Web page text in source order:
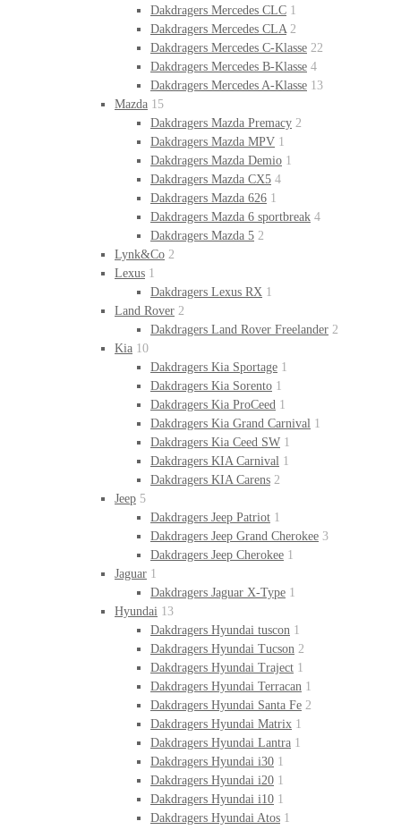
Dakdragers Mercedes CLC 1
Dakdragers Mercedes CLA 2
Dakdragers Mercedes C-Klasse 22
Dakdragers Mercedes B-Klasse 4
Dakdragers Mercedes A-Klasse 13
Mazda 15
Dakdragers Mazda Premacy 2
Dakdragers Mazda MPV 1
Dakdragers Mazda Demio 1
Dakdragers Mazda CX5 4
Dakdragers Mazda 626 1
Dakdragers Mazda 6 sportbreak 4
Dakdragers Mazda 5 2
Lynk&Co 2
Lexus 1
Dakdragers Lexus RX 1
Land Rover 2
Dakdragers Land Rover Freelander 2
Kia 10
Dakdragers Kia Sportage 1
Dakdragers Kia Sorento 1
Dakdragers Kia ProCeed 1
Dakdragers Kia Grand Carnival 1
Dakdragers Kia Ceed SW 1
Dakdragers KIA Carnival 1
Dakdragers KIA Carens 2
Jeep 5
Dakdragers Jeep Patriot 1
Dakdragers Jeep Grand Cherokee 3
Dakdragers Jeep Cherokee 1
Jaguar 1
Dakdragers Jaguar X-Type 1
Hyundai 13
Dakdragers Hyundai tuscon 1
Dakdragers Hyundai Tucson 2
Dakdragers Hyundai Traject 1
Dakdragers Hyundai Terracan 1
Dakdragers Hyundai Santa Fe 2
Dakdragers Hyundai Matrix 1
Dakdragers Hyundai Lantra 1
Dakdragers Hyundai i30 1
Dakdragers Hyundai i20 1
Dakdragers Hyundai i10 1
Dakdragers Hyundai Atos 1